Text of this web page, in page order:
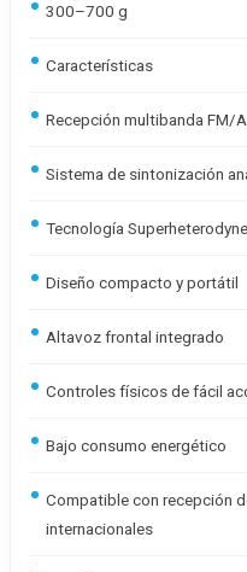
300–700 g
Características
Recepción multibanda FM/
Sistema de sintonización
Tecnología
Diseño compacto y portátil
Altavoz frontal integrado
Controles físicos de fácil
Bajo consumo energético
Compatible con recepción
internacionales